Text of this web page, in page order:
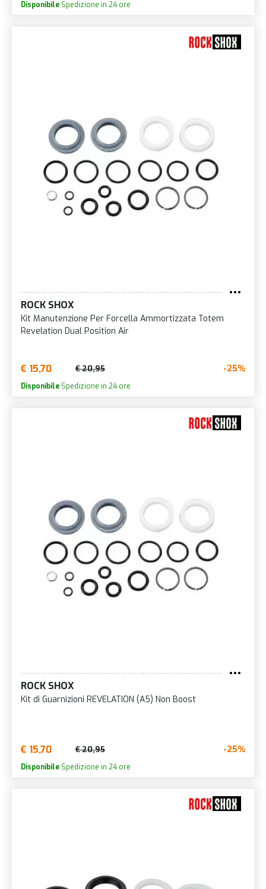
Disponibile Spedizione in 24 ore
ROCK SHOX
Kit Manutenzione Per Forcella Ammortizzata Totem
Revelation Dual Position Air
€ 15,70 € 20,95 -25%
Disponibile Spedizione in 24 ore
ROCK SHOX
Kit di Guarnizioni REVELATION (A5) Non Boost
€ 15,70 € 20,95 -25%
Disponibile Spedizione in 24 ore